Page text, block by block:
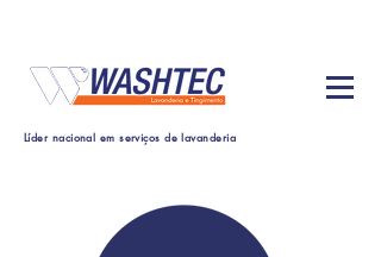
Líder nacional em serviços de lavanderia